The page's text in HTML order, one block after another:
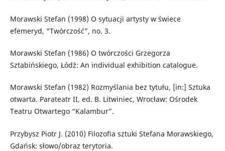
Morawski Stefan (1998) O sytuacji artysty w świece
efemeryd, “Twórczość”, no. 3.
Morawski Stefan (1986) O twórczości Grzegorza
Sztabińskiego, Łódź: An individual exhibition catalogue.
Morawski Stefan (1982) Rozmyślania bez tytułu, [in:] Sztuka
otwarta. Parateatr II, ed. B. Litwiniec, Wrocław: Ośrodek
Teatru Otwartego “Kalambur”.
Przybysz Piotr J. (2010) Filozofia sztuki Stefana Morawskiego,
Gdańsk: słowo/obraz terytoria.